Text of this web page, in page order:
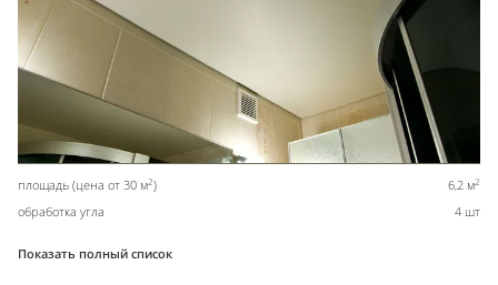
площадь (цена от 30 м2) 6,2 м2
обработка угла 4 шт
Показать полный список